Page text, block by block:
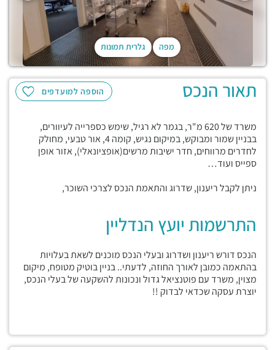
מפה גלרית תמונות
הוספה למועדפים תאור הנכס
משרד של 620 מ"ר, בגמר לא רגיל, שימש כספרייה לעיוורים,
בבניין שמור ומבוקש, במיקום נגיש, קומה 4, אור טבעי, מחולק
לחדרים מרווחים, חדר ישיבות מרשים(אופציונאלי), אזור אופן
ספייס ועוד…
ניתן לקבל ריענון, שדרוג והתאמת הנכס לצרכי השוכר,
התרשמות יועץ הנדליין
הנכס דורש ריענון ושדרוג ובעלי הנכס מוכנים לשאת בעלויות
בהתאמה כמובן לאורך החוזה, לדעתי.. בניין בוטיק מטופח, מיקום
מצוין, משרד עם פוטנציאל גדול ונכונות להשקעה של בעלי הנכס,
יוצרת עסקה שכדאי לבדוק !!